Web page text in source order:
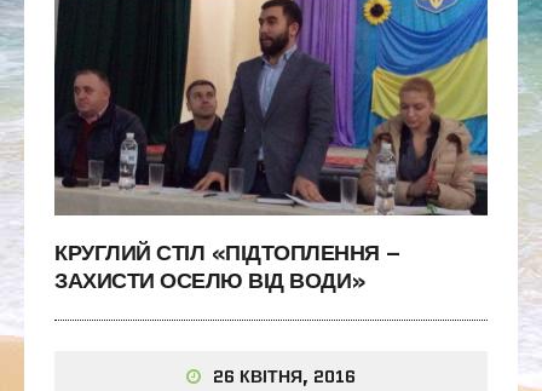
КРУГЛИЙ СТІЛ «ПІДТОПЛЕННЯ –
ЗАХИСТИ ОСЕЛЮ ВІД ВОДИ»
26 КВІТНЯ, 2016